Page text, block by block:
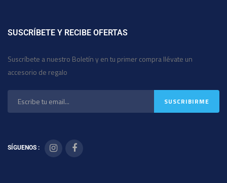
SUSCRÍBETE Y RECIBE OFERTAS
Suscríbete a nuestro Boletín y en tu primer compra llévate un
accesorio de regalo
SÍGUENOS :